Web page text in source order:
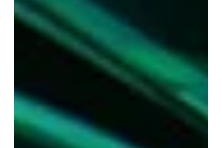
шинэ үеийн үзэгчдэд зориулсан
хамгийн шилдэг цахим спорт, видео
тоглоомын соёлыг бий болгож,
дэлхийн цахим спортын салбарыг
хөгжүүлэх зорилготой ажилладаг. Эх
сурвалж: Hero Esports байгууллагын
вэб хуудаснаас авсан дэлгэцийн
зураг Шанхай хотод төвтэй тус
компани